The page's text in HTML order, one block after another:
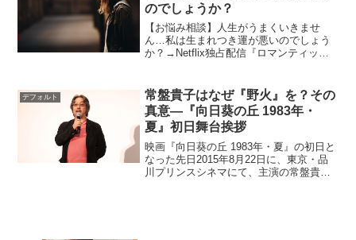
のでしょうか？
【お悩み相談】人生がうまくいきませ
ん…私は生まれつき運が悪いのでしょう
か？→Netflix独占配信『ロマンティック
『ピッチ・パーフェクト』などのレベ
ル・ウィルソン。...
デフォルト
常盤貴子はなぜ『野火』を？その
真意―『向日葵の丘 1983年・
夏』初日舞台挨拶
映画『向日葵の丘 1983年・夏』の初日と
なった先日2015年8月22日に、東京・品
川プリンスシネマにて、主演の常盤貴子